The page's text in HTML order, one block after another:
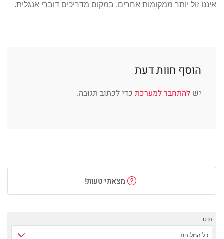
איננו זול יותר ממקומות אחרים. במקום מדריכים דוברי אנגלית.
הוסף חוות דעת
יש להתחבר למערכת כדי לכתוב תגובה.
מצאתי טעות!
נכס
כל המלונות